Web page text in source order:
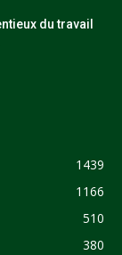
du travail
1439
1166
510
380